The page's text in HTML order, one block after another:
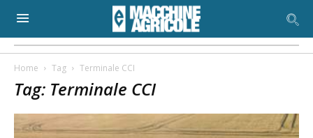
Home Tag Terminale CCI
Tag: Terminale CCI